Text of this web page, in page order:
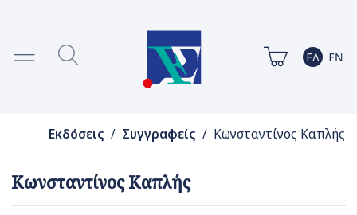
Εκδόσεις / Συγγραφείς / Κωνσταντίνος Καπλής
Κωνσταντίνος Καπλής